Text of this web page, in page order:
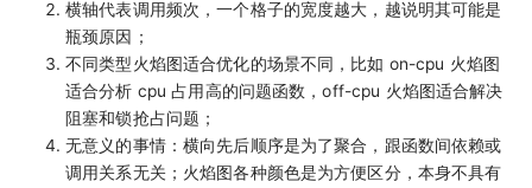
横轴代表调用频次，一个格子的宽度越大，越说明其可能是
瓶颈原因；
不同类型火焰图适合优化的场景不同，比如 on-cpu 火焰图
适合分析 cpu 占用高的问题函数，off-cpu 火焰图适合解决
阻塞和锁抢占问题；
无意义的事情：横向先后顺序是为了聚合，跟函数间依赖或
调用关系无关；火焰图各种颜色是为方便区分，本身不具有